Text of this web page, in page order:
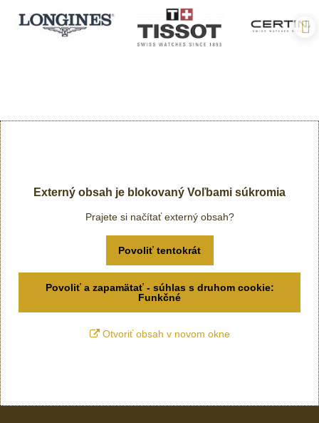
Externý obsah je blokovaný Voľbami súkromia
Prajete si načítať externý obsah?
Povoliť tentokrát
Povoliť a zapamätať - súhlas s druhom cookie:
Funkčné
Otvoriť obsah v novom okne